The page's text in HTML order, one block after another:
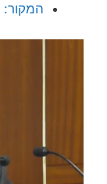
המקור: